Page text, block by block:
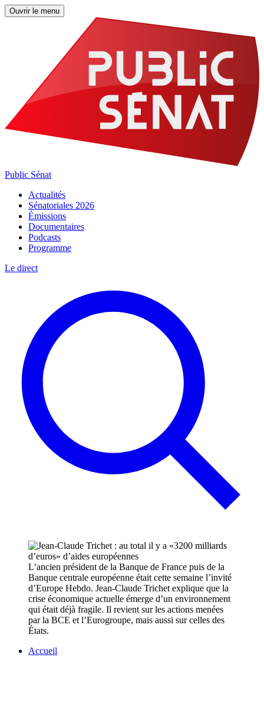
Ouvrir le menu
Public Sénat
Actualités
Sénatoriales 2026
Émissions
Documentaires
Podcasts
Programme
Le direct
L’ancien président de la Banque de France puis de la
Banque centrale européenne était cette semaine l’invité
d’Europe Hebdo. Jean-Claude Trichet explique que la
crise économique actuelle émerge d’un environnement
qui était déjà fragile. Il revient sur les actions menées
par la BCE et l’Eurogroupe, mais aussi sur celles des
États.
Accueil